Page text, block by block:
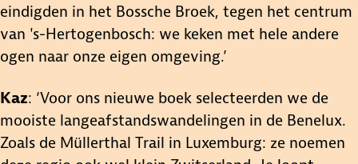
eindigden in het Bossche Broek, tegen het centrum
van 's-Hertogenbosch: we keken met hele andere
ogen naar onze eigen omgeving.’
Kaz: ‘Voor ons nieuwe boek selecteerden we de
mooiste langeafstandswandelingen in de Benelux.
Zoals de Müllerthal Trail in Luxemburg: ze noemen